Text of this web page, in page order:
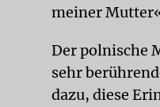
meiner
Der polnische
sehr
dazu, diese